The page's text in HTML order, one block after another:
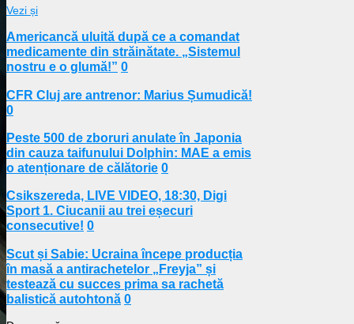
Vezi și
Americancă uluită după ce a comandat
medicamente din străinătate. „Sistemul
nostru e o glumă!” 0
CFR Cluj are antrenor: Marius Șumudică!
0
Peste 500 de zboruri anulate în Japonia
din cauza taifunului Dolphin: MAE a emis
o atenționare de călătorie 0
Csikszereda, LIVE VIDEO, 18:30, Digi
Sport 1. Ciucanii au trei eșecuri
consecutive! 0
Scut și Sabie: Ucraina începe producția
în masă a antirachetelor „Freyja” și
testează cu succes prima sa rachetă
balistică autohtonă 0